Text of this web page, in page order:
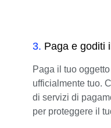
3. Paga e goditi
Paga il tuo
ufficialmente tuo.
di servizi di
per proteggere il